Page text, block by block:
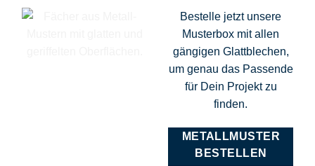
Bestelle jetzt unsere
Musterbox mit allen
gängigen Glattblechen,
um genau das Passende
für Dein Projekt zu
finden.
METALLMUSTER
BESTELLEN